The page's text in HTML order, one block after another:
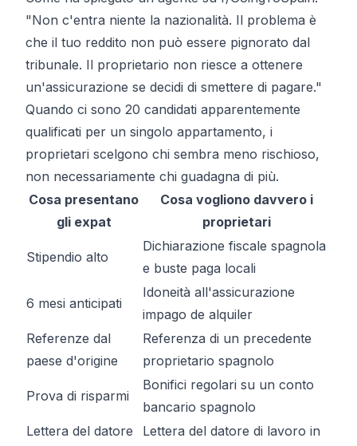
"Non c'entra niente la nazionalità. Il problema è
che il tuo reddito non può essere pignorato dal
tribunale. Il proprietario non riesce a ottenere
un'assicurazione se decidi di smettere di pagare."
Quando ci sono 20 candidati apparentemente
qualificati per un singolo appartamento, i
proprietari scelgono chi sembra meno rischioso,
non necessariamente chi guadagna di più.
Cosa presentano
gli expat
Cosa vogliono davvero i
proprietari
Stipendio alto
Dichiarazione fiscale spagnola
e buste paga locali
6 mesi anticipati
Idoneità all'assicurazione
impago de alquiler
Referenze dal
paese d'origine
Referenza di un precedente
proprietario spagnolo
Prova di risparmi
Bonifici regolari su un conto
bancario spagnolo
Lettera del datore
Lettera del datore di lavoro in